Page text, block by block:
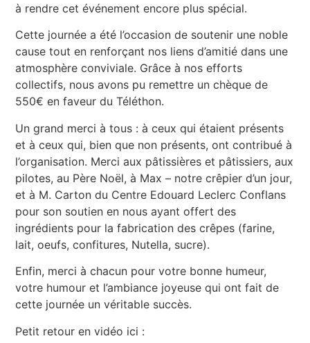
à rendre cet événement encore plus spécial.
Cette journée a été l’occasion de soutenir une noble
cause tout en renforçant nos liens d’amitié dans une
atmosphère conviviale. Grâce à nos efforts
collectifs, nous avons pu remettre un chèque de
550€ en faveur du Téléthon.
Un grand merci à tous : à ceux qui étaient présents
et à ceux qui, bien que non présents, ont contribué à
l’organisation. Merci aux pâtissières et pâtissiers, aux
pilotes, au Père Noël, à Max – notre crêpier d’un jour,
et à M. Carton du Centre Edouard Leclerc Conflans
pour son soutien en nous ayant offert des
ingrédients pour la fabrication des crêpes (farine,
lait, oeufs, confitures, Nutella, sucre).
Enfin, merci à chacun pour votre bonne humeur,
votre humour et l’ambiance joyeuse qui ont fait de
cette journée un véritable succès.
Petit retour en vidéo ici :